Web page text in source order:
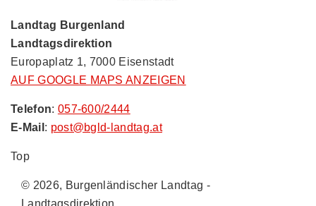
Landtag Burgenland
Landtagsdirektion
Europaplatz 1, 7000 Eisenstadt
AUF GOOGLE MAPS ANZEIGEN
Telefon: 057-600/2444
E-Mail : post@bgld-landtag.at
Top
© 2026, Burgenländischer Landtag -